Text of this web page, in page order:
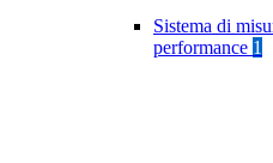
Sistema di
performance 1